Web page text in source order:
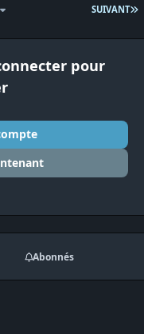
SUIVANT
pour
Abonnés